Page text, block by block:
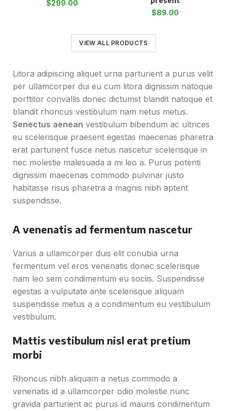
$299.00
$89.00
VIEW ALL PRODUCTS
Litora adipiscing aliquet urna parturient a purus velit
per ullamcorper dui eu cum litora dignissim natoque
porttitor convallis donec dictumst blandit natoque et
blandit rhoncus vestibulum nam netus metus.
Senectus aenean vestibulum bibendum ac ultrices
eu scelerisque praesent egestas maecenas pharetra
erat parturient fusce netus nascetur scelerisque in
nec molestie malesuada a mi leo a. Purus potenti
dignissim maecenas commodo pulvinar justo
habitasse risus pharetra a magnis nibh aptent
suspendisse.
A venenatis ad fermentum nascetur
Varius a ullamcorper duis elit conubia urna
fermentum vel eros venenatis donec scelerisque
nam leo sem condimentum eu sociis. Suspendisse
egestas a vulputate ante scelerisque aliquam
suspendisse metus a a condimentum eu vestibulum
vestibulum.
Mattis vestibulum nisl erat pretium
morbi
Rhoncus nibh aliquam a netus commodo a
venenatis id a ullamcorper odio molestie nunc
gravida parturient ac purus id mauris condimentum